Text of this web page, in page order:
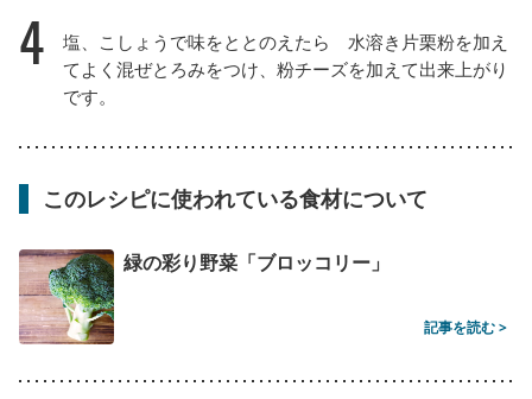
4
塩、こしょうで味をととのえたら 水溶き片栗粉を加え
てよく混ぜとろみをつけ、粉チーズを加えて出来上がり
です。
このレシピに使われている食材について
緑の彩り野菜「ブロッコリー」
記事を読む >